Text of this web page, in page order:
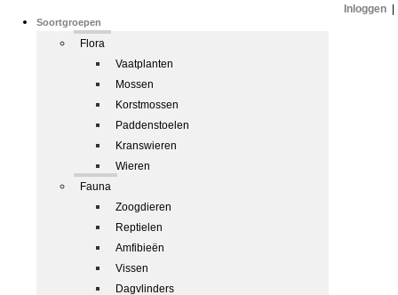
Soortgroepen
Flora
Vaatplanten
Mossen
Korstmossen
Paddenstoelen
Kranswieren
Wieren
Fauna
Zoogdieren
Reptielen
Amfibieën
Vissen
Dagvlinders
Inloggen